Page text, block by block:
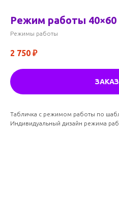
Режим работы 40×60
Режимы работы
2 750 ₽
Табличка с режимом работы по
Индивидуальный дизайн режима